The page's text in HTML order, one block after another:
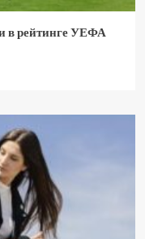
в рейтинге УЕФА